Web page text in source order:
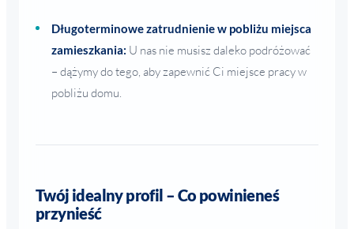
Długoterminowe zatrudnienie w pobliżu miejsca
zamieszkania: U nas nie musisz daleko podróżować
– dążymy do tego, aby zapewnić Ci miejsce pracy w
pobliżu domu.
Twój idealny profil – Co powinieneś
przynieść